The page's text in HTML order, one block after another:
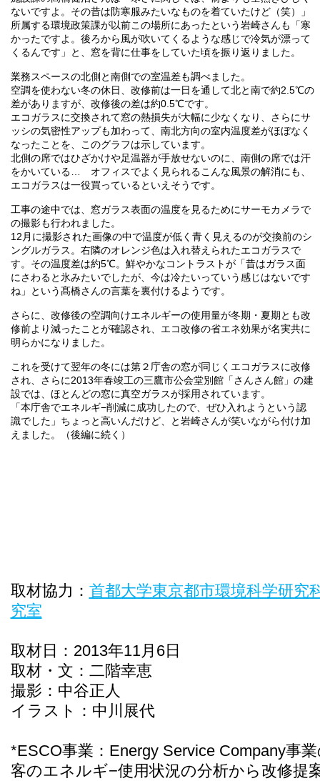
ないですよ。その昔は防寒服みたいなものを着ていたけど（笑）」
所属する環境政策課が以前この場所にあったという岩崎さんも「寒
かったですよ。後ろから風が吹いてくるような感じで冷気が漂って
くるんです」と、窓を背に仕事をしていた頃を振り返りました。
業務スペースの北側と南側での室温差も調べました。
空調を使わない冬の休日、改修前は一日を通して北と南で約2.5℃の
差がありますが、改修後の差は約0.5℃です。
エコガラスに交換されて窓の熱損失が大幅に少なくなり、さらにサ
ッシの気密性アップも加わって、南北方向の室内温度差がほぼなく
なったことを、このグラフは示しています。
北側の席ではひざかけや足温器が手放せないのに、南側の席では汗
をかいている… オフィスでよく見られるこんな風景の解消にも、
エコガラスは一役買っているといえそうです。
工事の途中では、窓ガラス表面の温度を見るためにサーモカメラで
の撮影も行われました。
12月に撮影された画像の中で温度が低く青く見えるのが交換前のシ
ングルガラス。右隣のオレンジ色は入れ替えられたエコガラスで
す。その温度差は約5℃。鮮やかなコントラストが「昔はガラス面
にさわると氷みたいでしたが、今は冷たいっていう感じはないです
ね」という髙橋さんの言葉を裏付けるようです。
さらに、改修後の空調向けエネルギーの使用量が冬期・夏期とも改
修前より減ったことが確認され、エコ改修の省エネ効果が名実共に
明らかになりました。
これを受けて翌年の冬には第２庁舎の窓が同じくエコガラスに改修
され、さらに2013年春竣工の三鷹市公会堂別館「さんさん館」の建
設では、ほとんどの窓に真空ガラスが採用されています。
「本庁舎でエネルギ−削減に成功したので、ぜひ入れようという認
識でした」ちょっと高いんだけど、と岩崎さんが笑いながら付け加
えました。（後編に続く）
取材協力： 首都大学東京都市環境科学研
究室
取材日：2013年11月6日
取材・文：二階幸恵
撮影：中谷正人
イラスト：中川展代
*ESCO事業：Energy Service Company事
客のエネルギ−使用状況の分析から改修提